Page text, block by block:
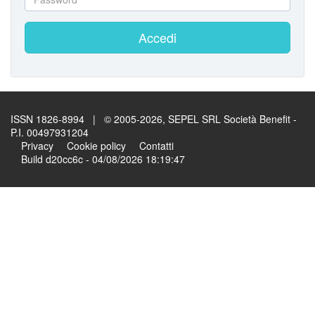
Accedi
ISSN 1826-8994 | © 2005-2026, SEPEL SRL Società Benefit -
P.I. 00497931204
Privacy
Cookie policy
Contatti
Build d20cc6c - 04/08/2026 18:19:47